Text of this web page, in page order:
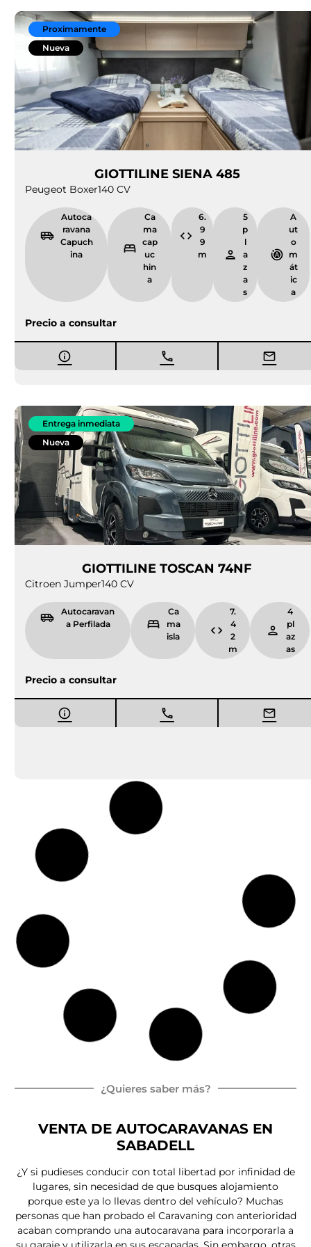
Proximamente
Nueva
GIOTTILINE SIENA 485
Peugeot Boxer140 CV
Autoca
ravana
Capuch
ina
Ca
ma
cap
uc
hin
a
6.
9
9
m
5
p
l
a
z
a
s
A
ut
o
m
át
ic
a
Precio a consultar
Entrega inmediata
Nueva
GIOTTILINE TOSCAN 74NF
Citroen Jumper140 CV
Autocaravan
a Perfilada
Ca
ma
isla
7.
4
2
m
4
pl
az
as
Precio a consultar
Entrega inmediata
Ocasión
ITINEO COMPACT CM660
Autocaravan
Ca
6.
IVA e IEMDT Incluidos
Entrega inmediata
Nueva